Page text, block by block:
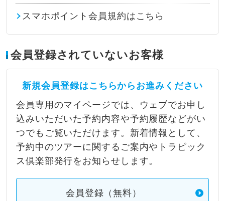
スマホポイント会員規約はこちら
会員登録されていないお客様
新規会員登録はこちらからお進みください
会員専用のマイページでは、ウェブでお申し
込みいただいた予約内容や予約履歴などがい
つでもご覧いただけます。新着情報として、
予約中のツアーに関するご案内やトラピック
ス倶楽部発行をお知らせします。
会員登録（無料）